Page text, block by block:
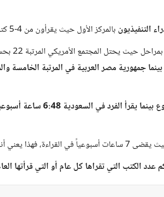
التنفيذيون بالمركز الأول حيث يقرأون من 4-5 كتب شهرياً!
المجتمع الأمريكي المرتبة 22 بحسب التقرير الذي نشره موقع
بينما جمهورية مصر العربية في المرتبة الخامسة
فالفرد في مصر يقرأ ما مجموعه 7:30
ساعةً واحدة يومياً.
الكتب التي تقراها كل عام أو التي قرأتها